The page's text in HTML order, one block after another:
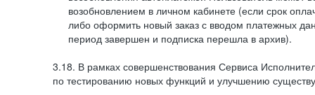
возобновлением в личном кабинете (если срок
либо оформить новый заказ с вводом платежных
период завершен и подписка перешла в архив).
3.18. В рамках совершенствования Сервиса
по тестированию новых функций и улучшению